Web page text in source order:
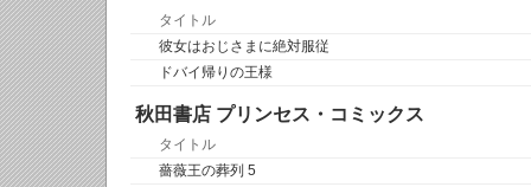
タイトル
彼女はおじさまに絶対服従
ドバイ帰りの王様
秋田書店 プリンセス・コミックス
タイトル
薔薇王の葬列 5